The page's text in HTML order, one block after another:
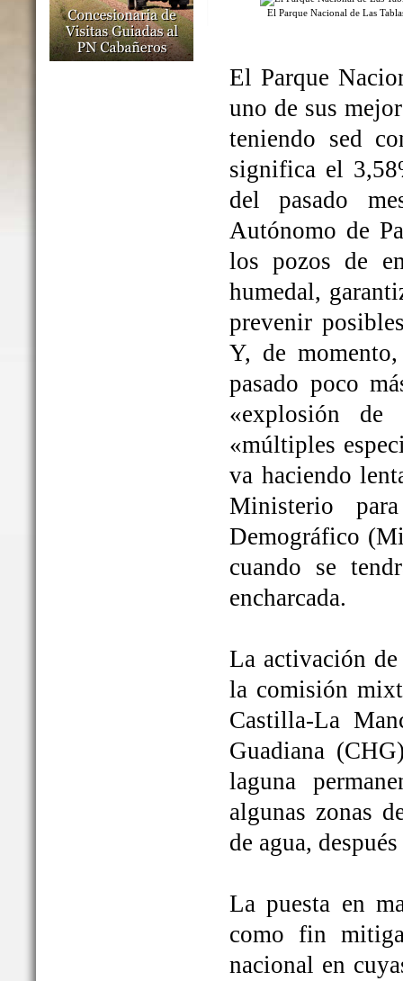
El Parque Nacional de Las
El Parque
uno de sus
teniendo sed
significa el
del pasado
Autónomo de
los pozos de
humedal,
prevenir
Y, de
pasado poco
«explosión
«múltiples
va haciendo
Ministerio
Demográfico
cuando se
encharcada.
La activación
la comisión
Castilla-La
Guadiana
laguna
algunas zonas
de agua,
La puesta en
como fin
nacional en